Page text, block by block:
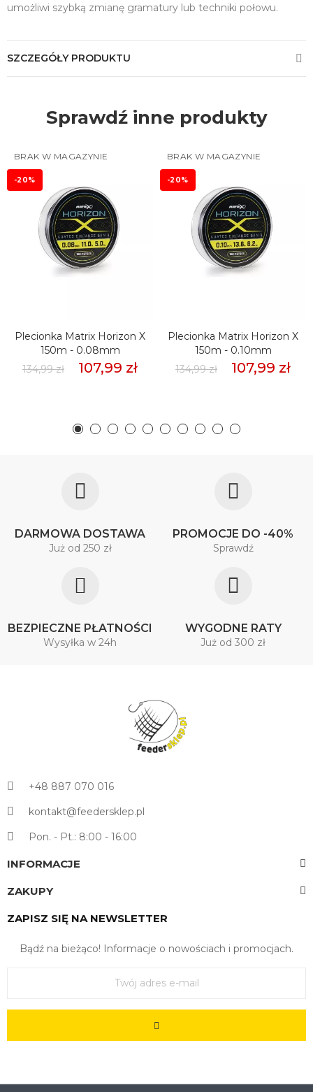
umożliwi szybką zmianę gramatury lub techniki połowu.
SZCZEGÓŁY PRODUKTU
Sprawdź inne produkty
BRAK W MAGAZYNIE
-20%
Plecionka Matrix Horizon X
150m - 0.08mm
134,99 zł
107,99 zł
BRAK W MAGAZYNIE
-20%
Plecionka Matrix Horizon X
150m - 0.10mm
134,99 zł
107,99 zł
DARMOWA DOSTAWA
Już od 250 zł
PROMOCJE DO -40%
Sprawdź
BEZPIECZNE PŁATNOŚCI
Wysyłka w 24h
WYGODNE RATY
Już od 300 zł
+48 887 070 016
kontakt@feedersklep.pl
Pon. - Pt.: 8:00 - 16:00
INFORMACJE
ZAKUPY
ZAPISZ SIĘ NA NEWSLETTER
Bądź na bieżąco! Informacje o nowościach i promocjach.